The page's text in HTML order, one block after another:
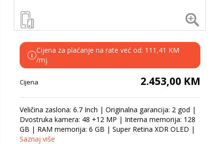
i
Cijena za plaćanje na rate već od: 111,41 KM
/mj.
Cijena 2.453,00 KM
Veličina zaslona: 6.7 Inch | Originalna garancija: 2 god |
Dvostruka kamera: 48 +12 MP | Interna memorija: 128
GB | RAM memorija: 6 GB | Super Retina XDR OLED |
Saznaj više